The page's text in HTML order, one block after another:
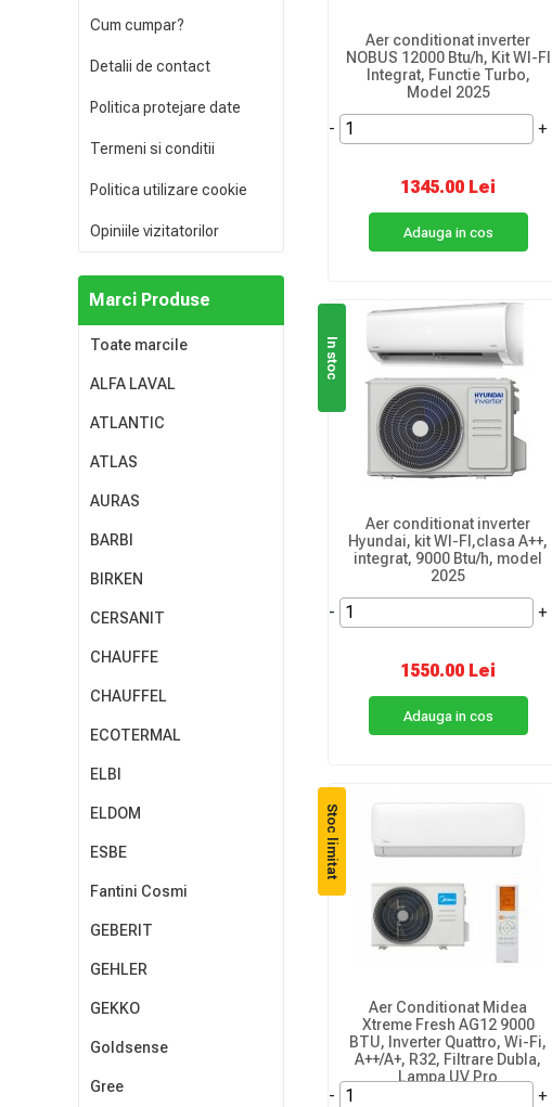
Cum cumpar?
Detalii de contact
Politica protejare date
Termeni si conditii
Politica utilizare cookie
Opiniile vizitatorilor
Marci Produse
Toate marcile
ALFA LAVAL
ATLANTIC
ATLAS
AURAS
BARBI
BIRKEN
CERSANIT
CHAUFFE
CHAUFFEL
ECOTERMAL
ELBI
ELDOM
ESBE
Fantini Cosmi
GEBERIT
GEHLER
GEKKO
Goldsense
Gree
Aer conditionat inverter
NOBUS 12000 Btu/h, Kit WI-FI
Integrat, Functie Turbo,
Model 2025
- +
1345.00 Lei
Adauga in cos
In stoc
Aer conditionat inverter
Hyundai, kit WI-FI,clasa A++,
integrat, 9000 Btu/h, model
2025
- +
1550.00 Lei
Adauga in cos
Stoc limitat
Aer Conditionat Midea
Xtreme Fresh AG12 9000
BTU, Inverter Quattro, Wi-Fi,
A++/A+, R32, Filtrare Dubla,
Lampa UV Pro
- +